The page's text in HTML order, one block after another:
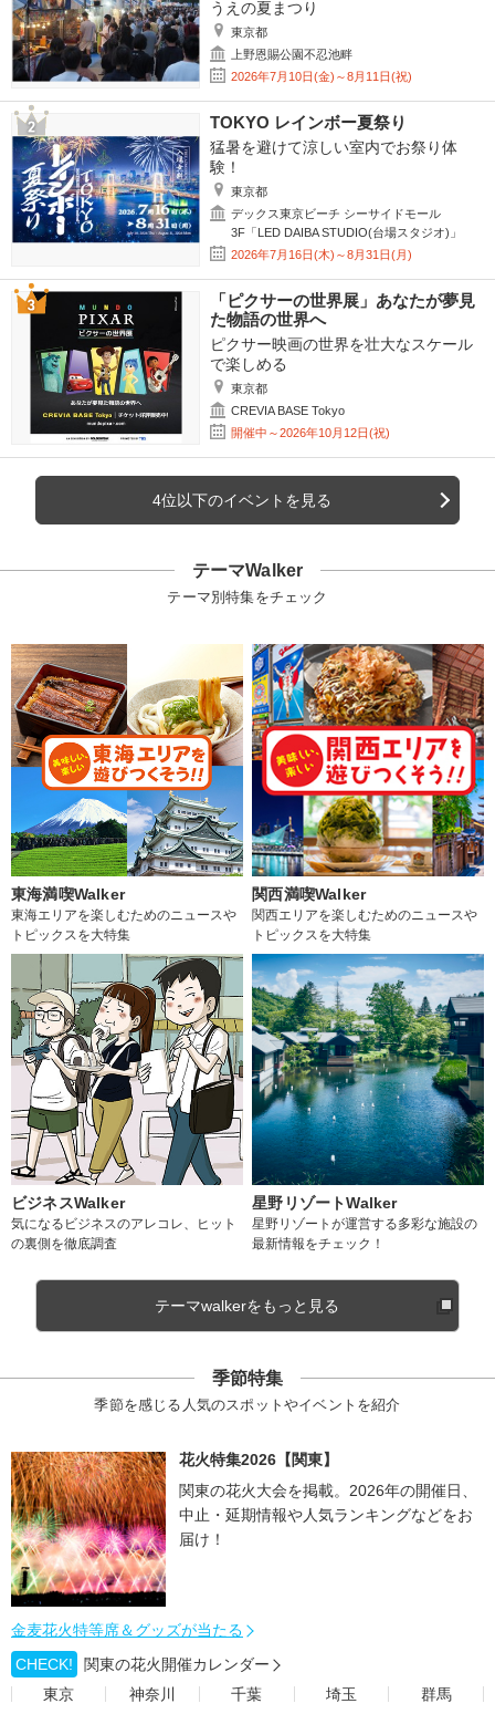
うえの夏まつり
東京都
上野恩賜公園不忍池畔
2026年7月10日(金)～8月11日(祝)
TOKYO レインボー夏祭り
猛暑を避けて涼しい室内でお祭り体
験！
東京都
デックス東京ビーチ シーサイドモール
3F「LED DAIBA STUDIO(台場スタジオ)」
2026年7月16日(木)～8月31日(月)
「ピクサーの世界展」あなたが夢見
た物語の世界へ
ピクサー映画の世界を壮大なスケール
で楽しめる
東京都
CREVIA BASE Tokyo
開催中～2026年10月12日(祝)
4位以下のイベントを見る
テーマWalker
テーマ別特集をチェック
東海満喫Walker
東海エリアを楽しむためのニュースや
トピックスを大特集
関西満喫Walker
関西エリアを楽しむためのニュースや
トピックスを大特集
ビジネスWalker
気になるビジネスのアレコレ、ヒット
の裏側を徹底調査
星野リゾートWalker
星野リゾートが運営する多彩な施設の
最新情報をチェック！
テーマwalkerをもっと見る
季節特集
季節を感じる人気のスポットやイベントを紹介
花火特集2026【関東】
関東の花火大会を掲載。2026年の開催日、
中止・延期情報や人気ランキングなどをお
届け！
金麦花火特等席＆グッズが当たる
CHECK!
関東の花火開催カレンダー
東京
神奈川 千葉 埼玉
群馬